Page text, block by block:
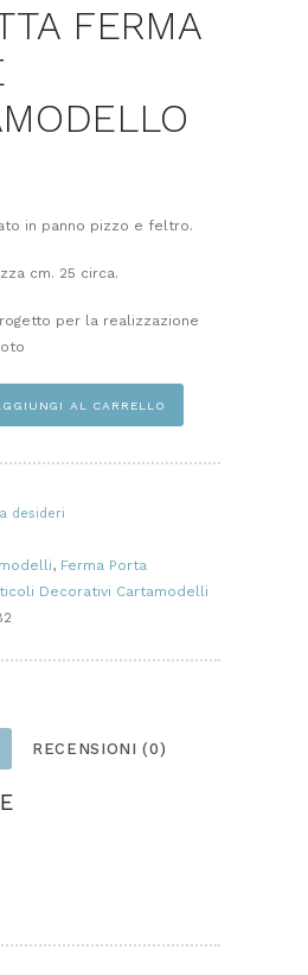
FERMA
in panno pizzo e feltro.
cm. 25 circa.
per la realizzazione
AL CARRELLO
desideri
, Ferma Porta
Decorativi Cartamodelli
RECENSIONI (0)